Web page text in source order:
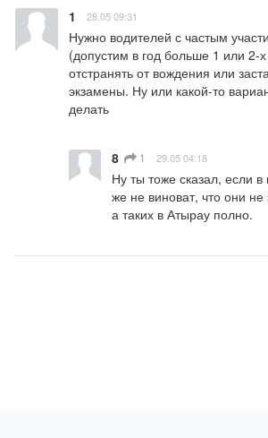
1 28.05 09:31
Нужно водителей с частым
(допустим в год больше 1 или 2-
отстранять от вождения или
экзамены. Ну или какой-то
делать
8 1 29.05 04:18
Ну ты тоже сказал, если
же не виноват, что они
а таких в Атырау полно.